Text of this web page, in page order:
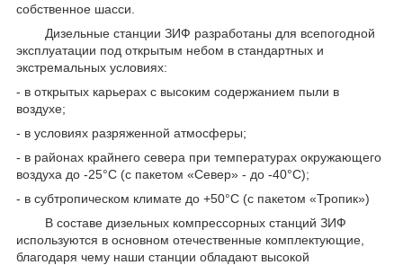
собственное шасси.
Дизельные станции ЗИФ разработаны для всепогодной
эксплуатации под открытым небом в стандартных и
экстремальных условиях:
- в открытых карьерах с высоким содержанием пыли в
воздухе;
- в условиях разряженной атмосферы;
- в районах крайнего севера при температурах окружающего
воздуха до -25°С (с пакетом «Север» - до -40°С);
- в субтропическом климате до +50°С (с пакетом «Тропик»)
В составе дизельных компрессорных станций ЗИФ
используются в основном отечественные комплектующие,
благодаря чему наши станции обладают высокой